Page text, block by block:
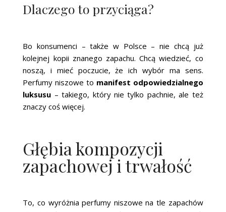
Dlaczego to przyciąga?
Bo konsumenci – także w Polsce – nie chcą już
kolejnej kopii znanego zapachu. Chcą wiedzieć, co
noszą, i mieć poczucie, że ich wybór ma sens.
Perfumy niszowe to manifest odpowiedzialnego
luksusu – takiego, który nie tylko pachnie, ale też
znaczy coś więcej.
Głębia kompozycji
zapachowej i trwałość
To, co wyróżnia perfumy niszowe na tle zapachów